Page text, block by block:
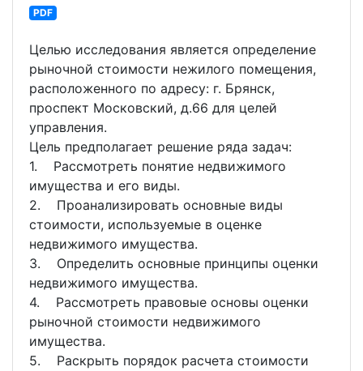
PDF
Целью исследования является определение
рыночной стоимости нежилого помещения,
расположенного по адресу: г. Брянск,
проспект Московский, д.66 для целей
управления.
Цель предполагает решение ряда задач:
1. Рассмотреть понятие недвижимого
имущества и его виды.
2. Проанализировать основные виды
стоимости, используемые в оценке
недвижимого имущества.
3. Определить основные принципы оценки
недвижимого имущества.
4. Рассмотреть правовые основы оценки
рыночной стоимости недвижимого
имущества.
5. Раскрыть порядок расчета стоимости